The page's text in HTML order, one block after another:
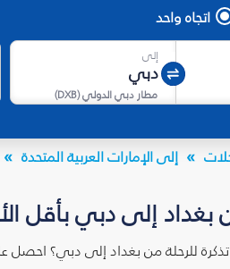
اتجاه واحد
إلى
مطار دبي الدولي(
DXB
)
إلى الإمارات العربية المتحدة
بغداد إلى دبي بأقل
للرحلة من بغداد إلى دبي؟ احصل